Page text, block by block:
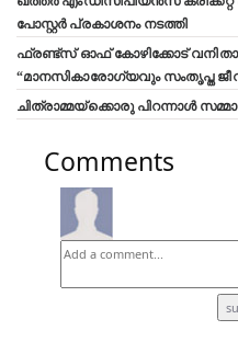
പോസ്റ്റർ പ്രകാശനം നടത്തി
ഫ്രണ്ട്സ് ഓഫ് കോഴിക്കോട് വനിതാ
“മാനസികാരോഗ്യവും സംതൃപ്ത
ചിത്രാമ്മയ്ക്കൊരു പിറന്നാൾ
Comments